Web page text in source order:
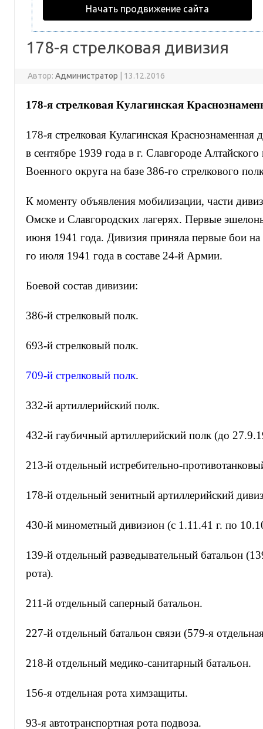
Начать продвижение сайта
178-я стрелковая дивизия
Автор:Администратор 13.12.2016
178-я стрелковая Кулагинская
178-я стрелковая Кулагинская Краснознаменная
в сентябре 1939 года в г. Славгороде
Военного округа на базе 386-го стрелкового
К моменту объявления мобилизации, части
Омске и Славгородских лагерях. Первые
июня 1941 года. Дивизия приняла первые бои
го июля 1941 года в составе 24-й Армии.
Боевой состав дивизии:
386-й стрелковый полк.
693-й стрелковый полк.
709-й стрелковый полк.
332-й артиллерийский полк.
432-й гаубичный артиллерийский полк (до
213-й отдельный истребительно-
178-й отдельный зенитный артиллерийский
430-й минометный дивизион (с 1.11.41 г. по
139-й отдельный разведывательный батальон
рота).
211-й отдельный саперный батальон.
227-й отдельный батальон связи (579-я
218-й отдельный медико-санитарный батальон.
156-я отдельная рота химзащиты.
93-я автотранспортная рота подвоза.